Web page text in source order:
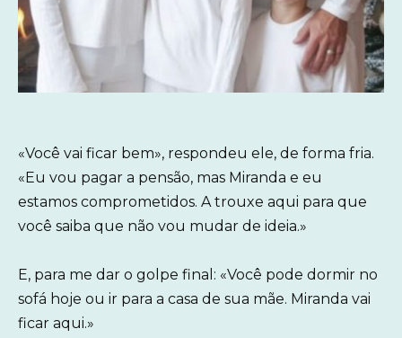
«Você vai ficar bem», respondeu ele, de forma fria.
«Eu vou pagar a pensão, mas Miranda e eu
estamos comprometidos. A trouxe aqui para que
você saiba que não vou mudar de ideia.»
E, para me dar o golpe final: «Você pode dormir no
sofá hoje ou ir para a casa de sua mãe. Miranda vai
ficar aqui.»